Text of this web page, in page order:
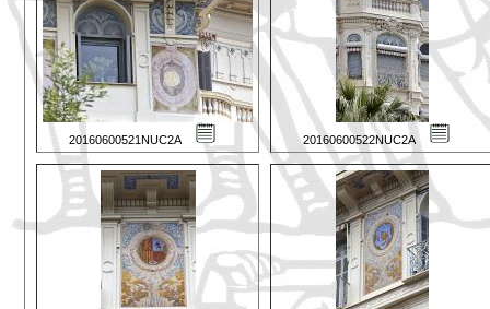
20160600521NUC2A 20160600522NUC2A